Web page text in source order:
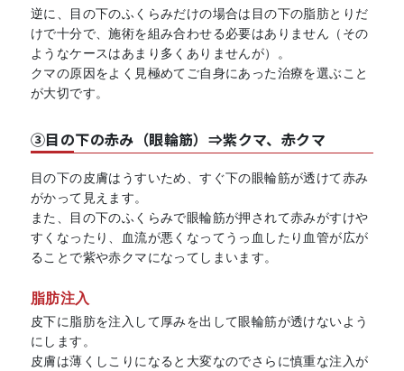
逆に、目の下のふくらみだけの場合は目の下の脂肪とりだ
けで十分で、施術を組み合わせる必要はありません（その
ようなケースはあまり多くありませんが）。
クマの原因をよく見極めてご自身にあった治療を選ぶこと
が大切です。
③目の下の赤み（眼輪筋）⇒紫クマ、赤クマ
目の下の皮膚はうすいため、すぐ下の眼輪筋が透けて赤み
がかって見えます。
また、目の下のふくらみで眼輪筋が押されて赤みがすけや
すくなったり、血流が悪くなってうっ血したり血管が広が
ることで紫や赤クマになってしまいます。
脂肪注入
皮下に脂肪を注入して厚みを出して眼輪筋が透けないよう
にします。
皮膚は薄くしこりになると大変なのでさらに慎重な注入が